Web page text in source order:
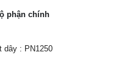
phận chính
dây : PN1250